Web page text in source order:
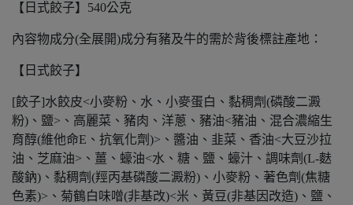
【日式餃子】540公克
內容物成分(全展開)成分有豬及牛的需於背後標註產地：
【日式餃子】
[餃子]水餃皮<小麥粉、水、小麥蛋白、黏稠劑(磷酸二澱
粉)、鹽>、高麗菜、豬肉、洋蔥、豬油<豬油、混合濃縮生
育醇(維他命E、抗氧化劑)>、醬油、韭菜、香油<大豆沙拉
油、芝麻油>、薑、蠔油<水、糖、鹽、蠔汁、調味劑(L-麩
酸鈉)、黏稠劑(羥丙基磷酸二澱粉)、小麥粉、著色劑(焦糖
色素)>、菊鶴白味噌(非基改)<米、黃豆(非基因改造)、鹽、